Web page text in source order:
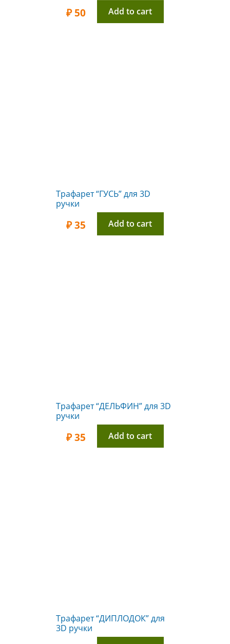
₽50 Add to cart
Трафарет “ГУСЬ” для 3D
ручки
₽35 Add to cart
Трафарет “ДЕЛЬФИН” для 3D
ручки
₽35 Add to cart
Трафарет “ДИПЛОДОК” для
3D ручки